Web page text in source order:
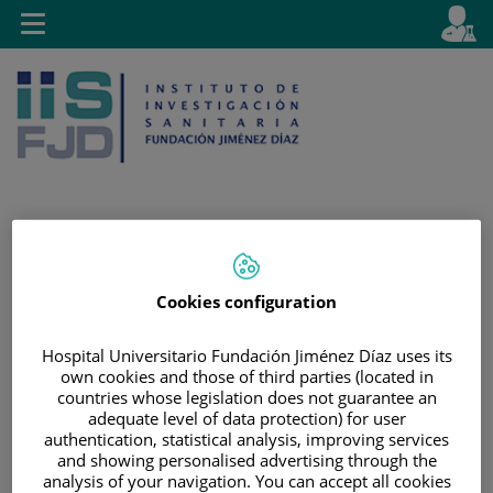
Saltar al contenido
activo
es
Toggle
navigation
Cookies configuration
Hospital Universitario Fundación Jiménez Díaz uses its
own cookies and those of third parties (located in
countries whose legislation does not guarantee an
adequate level of data protection) for user
authentication, statistical analysis, improving services
and showing personalised advertising through the
analysis of your navigation. You can accept all cookies